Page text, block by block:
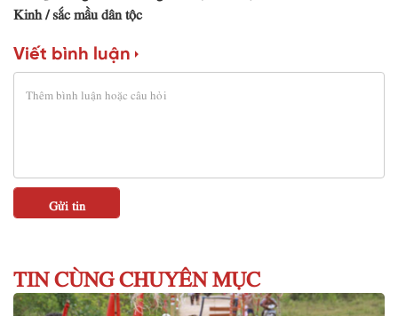
Kinh sắc mầu dân tộc
Viết bình luận
TIN CÙNG CHUYÊN MỤC